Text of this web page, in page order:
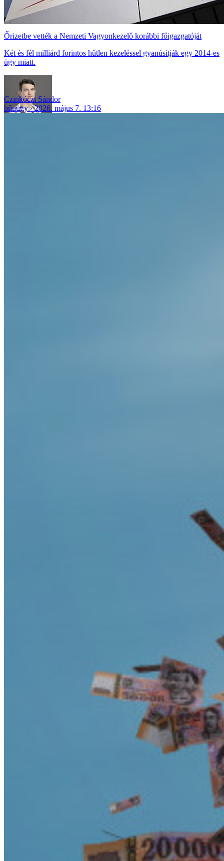
Őrizetbe vették a Nemzeti Vagyonkezelő korábbi főigazgatóját
Két és fél milliárd forintos hűtlen kezeléssel gyanúsítják egy 2014-es
ügy miatt.
Czinkóczi Sándor
bűnügy
2026. május 7. 13:16